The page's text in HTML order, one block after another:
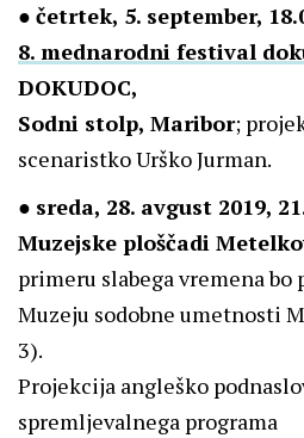
● četrtek, 5. september,
8. mednarodni festival
DOKUDOC,
Sodni stolp, Maribor;
scenaristko Urško Jurman.
● sreda, 28. avgust 2019,
Muzejske ploščadi
primeru slabega vremena
Muzeju sodobne umetnosti
3).
Projekcija angleško
spremljevalnega programa